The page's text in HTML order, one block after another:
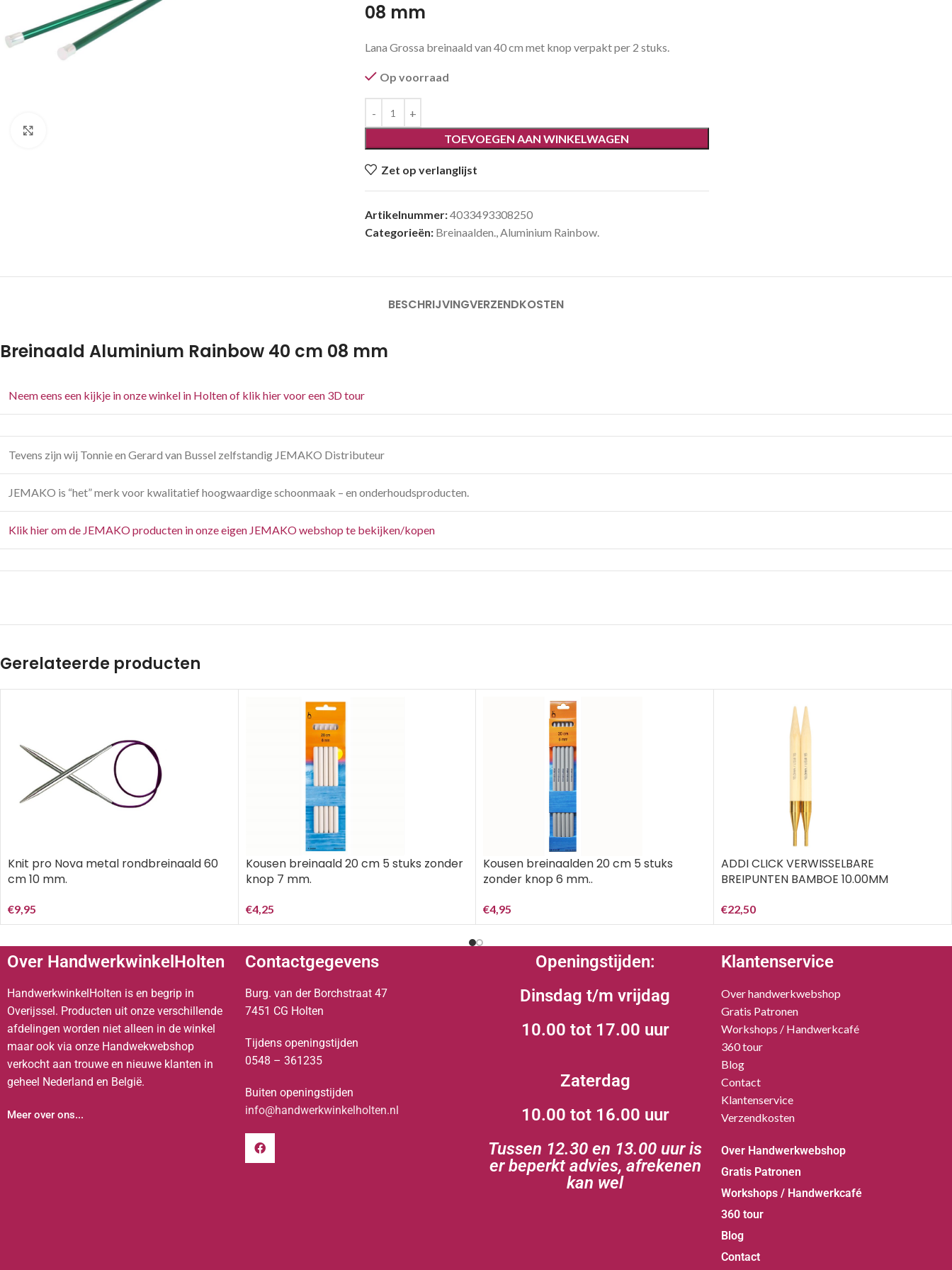
08 mm
Lana Grossa breinaald van 40 cm met knop verpakt per 2 stuks.
Op voorraad
TOEVOEGEN AAN WINKELWAGEN
Zet op verlanglijst
Artikelnummer:4033493308250
Categorieën: Breinaalden.,Aluminium Rainbow.
BESCHRIJVINGVERZENDKOSTEN
Breinaald Aluminium Rainbow 40 cm 08 mm
Neem eens een kijkje in onze winkel in Holten of klik hier voor een 3D tour
Tevens zijn wij Tonnie en Gerard van Bussel zelfstandig JEMAKO Distributeur
JEMAKO is “het” merk voor kwalitatief hoogwaardige schoonmaak – en onderhoudsproducten.
Klik hier om de JEMAKO producten in onze eigen JEMAKO webshop te bekijken/kopen
Gerelateerde producten
Knit pro Nova metal rondbreinaald 60
cm 10 mm.
€9,95
Kousen breinaald 20 cm 5 stuks zonder
knop 7 mm.
€4,25
Kousen breinaalden 20 cm 5 stuks
zonder knop 6 mm..
€4,95
ADDI CLICK VERWISSELBARE
BREIPUNTEN BAMBOE 10.00MM
€22,50
Over HandwerkwinkelHolten
HandwerkwinkelHolten is en begrip in
Overijssel. Producten uit onze verschillende
afdelingen worden niet alleen in de winkel
maar ook via onze Handwekwebshop
verkocht aan trouwe en nieuwe klanten in
geheel Nederland en België.
Meer over ons...
Contactgegevens
Burg. van der Borchstraat 47
7451 CG Holten
Tijdens openingstijden
0548 – 361235
Buiten openingstijden
info@handwerkwinkelholten.nl
Openingstijden:
Dinsdag t/m vrijdag
10.00 tot 17.00 uur
Zaterdag
10.00 tot 16.00 uur
Tussen 12.30 en 13.00 uur is
er beperkt advies, afrekenen
kan wel
Klantenservice
Over handwerkwebshop
Gratis Patronen
Workshops / Handwerkcafé
360 tour
Blog
Contact
Klantenservice
Verzendkosten
Over Handwerkwebshop
Gratis Patronen
Workshops / Handwerkcafé
360 tour
Blog
Contact